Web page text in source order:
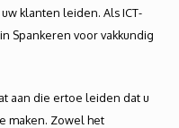
klanten leiden. Als ICT-
Spankeren voor vakkundig
aan die ertoe leiden dat u
maken. Zowel het